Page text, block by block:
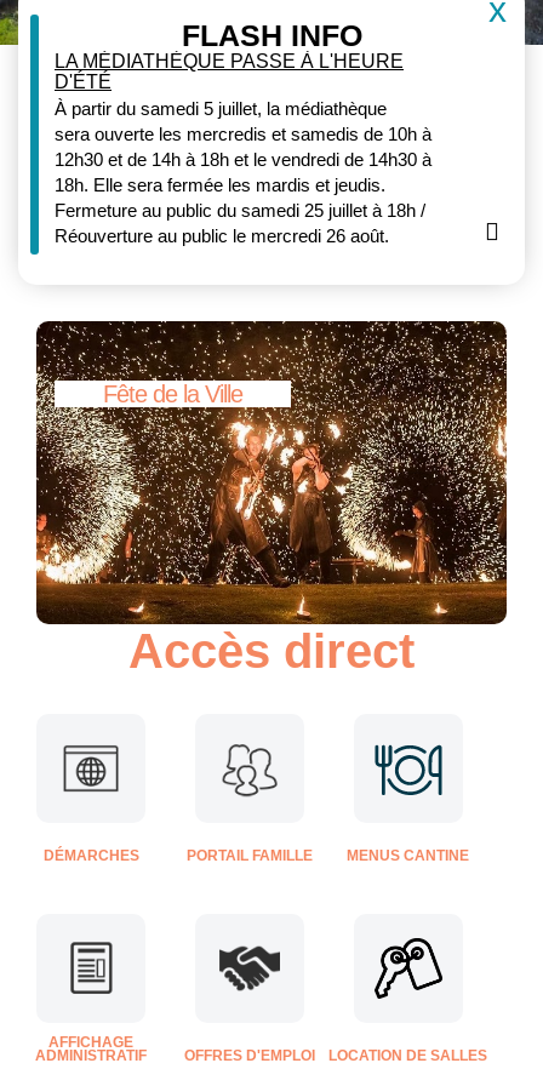
FLASH INFO
x
LA MÉDIATHÈQUE PASSE À L'HEURE
D'ÉTÉ
À partir du samedi 5 juillet, la médiathèque
sera ouverte les mercredis et samedis de 10h à
12h30 et de 14h à 18h et le vendredi de 14h30 à
18h. Elle sera fermée les mardis et jeudis.
Fermeture au public du samedi 25 juillet à 18h /
Réouverture au public le mercredi 26 août.
Actualités à la une
Fête
de
la
Ville
Fête de la Ville
Accès direct
DÉMARCHES PORTAIL FAMILLE MENUS CANTINE
AFFICHAGE
ADMINISTRATIF OFFRES D'EMPLOI LOCATION DE SALLES